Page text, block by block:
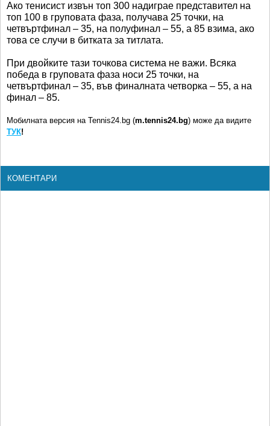
Ако тенисист извън топ 300 надиграе представител на
топ 100 в груповата фаза, получава 25 точки, на
четвъртфинал – 35, на полуфинал – 55, а 85 взима, ако
това се случи в битката за титлата.
При двойките тази точкова система не важи. Всяка
победа в груповата фаза носи 25 точки, на
четвъртфинал – 35, във финалната четворка – 55, а на
финал – 85.
Мобилната версия на Tennis24.bg (m.tennis24.bg) може да видите
ТУК!
КОМЕНТАРИ